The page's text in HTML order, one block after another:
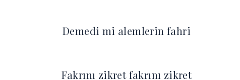
Demedi mi alemlerin fahri
Fakrını zikret fakrını zikret